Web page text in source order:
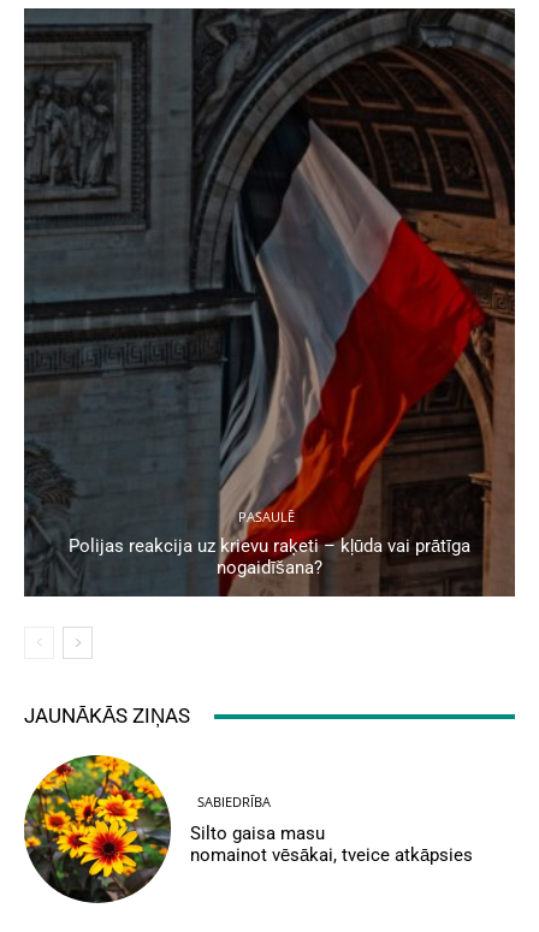
PASAULĒ
Polijas reakcija uz krievu raķeti – kļūda vai prātīga
nogaidīšana?
JAUNĀKĀS ZIŅAS
SABIEDRĪBA
Silto gaisa masu
nomainot vēsākai, tveice atkāpsies